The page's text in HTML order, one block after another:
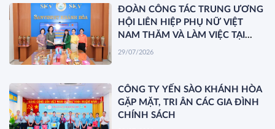
ĐOÀN CÔNG TÁC TRUNG ƯƠNG
HỘI LIÊN HIỆP PHỤ NỮ VIỆT
NAM THĂM VÀ LÀM VIỆC TẠI
YẾN SÀO KHÁNH HÒA
29/07/2026
CÔNG TY YẾN SÀO KHÁNH HÒA
GẶP MẶT, TRI ÂN CÁC GIA ĐÌNH
CHÍNH SÁCH